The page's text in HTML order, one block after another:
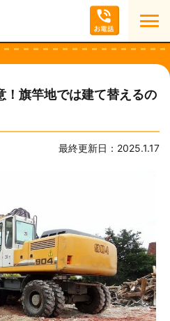
！旗竿地では建て替えるの
最終更新日：2025.1.17